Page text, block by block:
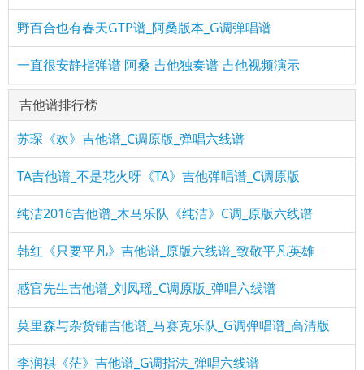
野百合也有春天GTP谱_阿桑版本_G调弹唱谱
一直很安静指弹谱 阿桑 吉他独奏谱 吉他视频演示
吉他谱排行榜
苏琛《欢》吉他谱_C调原版_弹唱六线谱
TA吉他谱_不是花火呀《TA》吉他弹唱谱_C调原版
纯洁2016吉他谱_木马乐队《纯洁》C调_原版六线谱
韩红《只要平凡》吉他谱_原版六线谱_致敬平凡英雄
感官先生吉他谱_刘凤瑶_C调原版_弹唱六线谱
莫里森与杂货铺吉他谱_马赛克乐队_G调弹唱谱_高清版
李润祺《茫》吉他谱_G调指法_弹唱六线谱